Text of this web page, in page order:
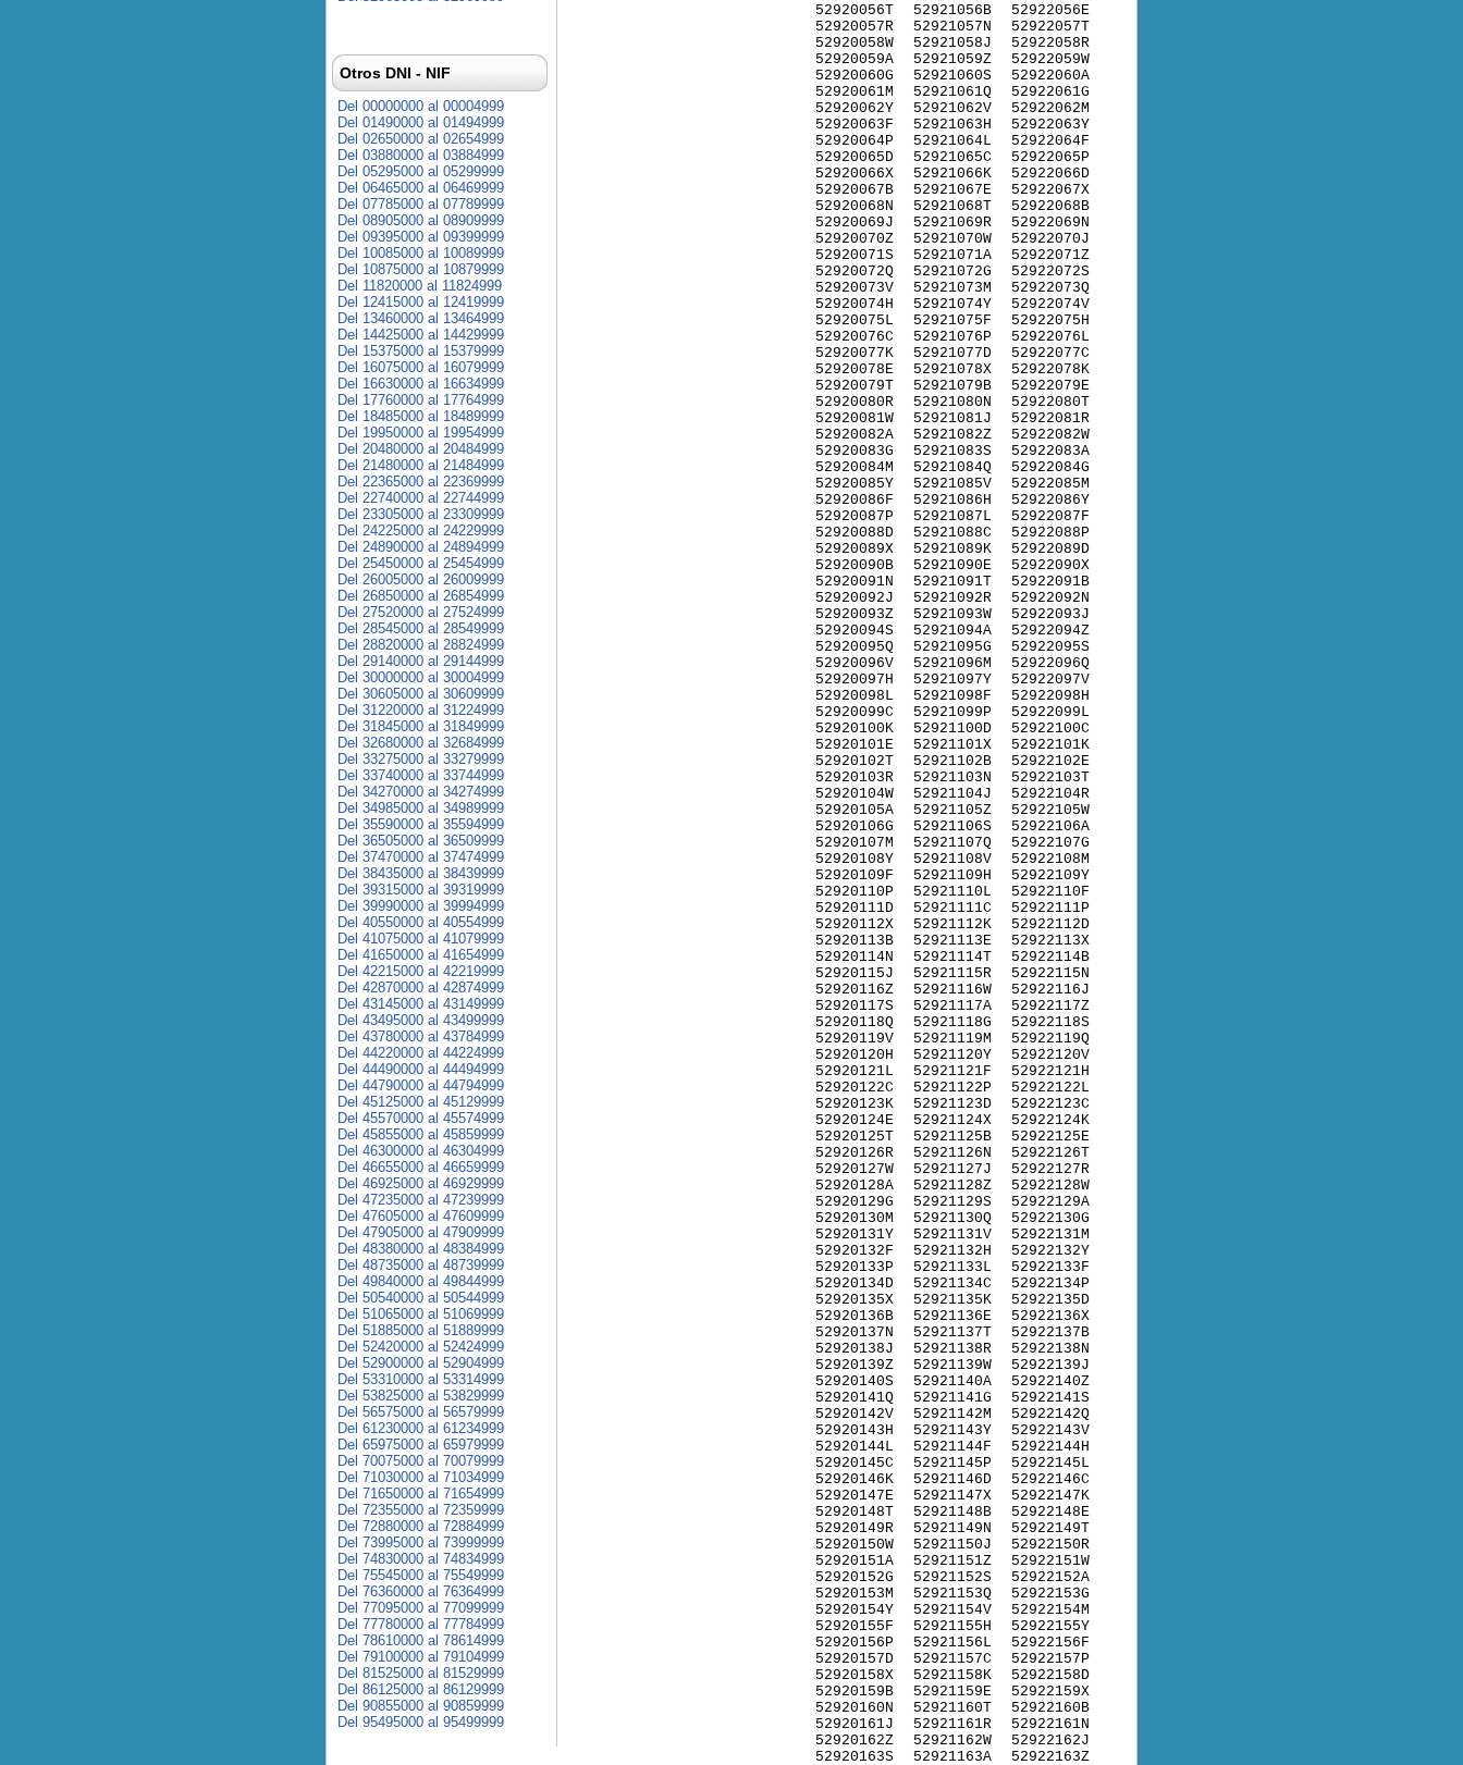
52920056T
52920057R
52920058W
52920059A
52920060G
52920061M
52920062Y
52920063F
52920064P
52920065D
52920066X
52920067B
52920068N
52920069J
52920070Z
52920071S
52920072Q
52920073V
52920074H
52920075L
52920076C
52920077K
52920078E
52920079T
52920080R
52920081W
52920082A
52920083G
52920084M
52920085Y
52920086F
52920087P
52920088D
52920089X
52920090B
52920091N
52920092J
52920093Z
52920094S
52920095Q
52920096V
52920097H
52920098L
52920099C
52920100K
52920101E
52920102T
52920103R
52920104W
52920105A
52920106G
52920107M
52920108Y
52920109F
52920110P
52920111D
52920112X
52920113B
52920114N
52920115J
52920116Z
52920117S
52920118Q
52920119V
52920120H
52920121L
52920122C
52920123K
52920124E
52920125T
52920126R
52920127W
52920128A
52920129G
52920130M
52920131Y
52920132F
52920133P
52920134D
52920135X
52920136B
52920137N
52920138J
52920139Z
52920140S
52920141Q
52920142V
52920143H
52920144L
52920145C
52920146K
52920147E
52920148T
52920149R
52920150W
52920151A
52920152G
52920153M
52920154Y
52920155F
52920156P
52920157D
52920158X
52920159B
52920160N
52920161J
52920162Z
52920163S
52921056B
52921057N
52921058J
52921059Z
52921060S
52921061Q
52921062V
52921063H
52921064L
52921065C
52921066K
52921067E
52921068T
52921069R
52921070W
52921071A
52921072G
52921073M
52921074Y
52921075F
52921076P
52921077D
52921078X
52921079B
52921080N
52921081J
52921082Z
52921083S
52921084Q
52921085V
52921086H
52921087L
52921088C
52921089K
52921090E
52921091T
52921092R
52921093W
52921094A
52921095G
52921096M
52921097Y
52921098F
52921099P
52921100D
52921101X
52921102B
52921103N
52921104J
52921105Z
52921106S
52921107Q
52921108V
52921109H
52921110L
52921111C
52921112K
52921113E
52921114T
52921115R
52921116W
52921117A
52921118G
52921119M
52921120Y
52921121F
52921122P
52921123D
52921124X
52921125B
52921126N
52921127J
52921128Z
52921129S
52921130Q
52921131V
52921132H
52921133L
52921134C
52921135K
52921136E
52921137T
52921138R
52921139W
52921140A
52921141G
52921142M
52921143Y
52921144F
52921145P
52921146D
52921147X
52921148B
52921149N
52921150J
52921151Z
52921152S
52921153Q
52921154V
52921155H
52921156L
52921157C
52921158K
52921159E
52921160T
52921161R
52921162W
52921163A
52922056E
52922057T
52922058R
52922059W
52922060A
52922061G
52922062M
52922063Y
52922064F
52922065P
52922066D
52922067X
52922068B
52922069N
52922070J
52922071Z
52922072S
52922073Q
52922074V
52922075H
52922076L
52922077C
52922078K
52922079E
52922080T
52922081R
52922082W
52922083A
52922084G
52922085M
52922086Y
52922087F
52922088P
52922089D
52922090X
52922091B
52922092N
52922093J
52922094Z
52922095S
52922096Q
52922097V
52922098H
52922099L
52922100C
52922101K
52922102E
52922103T
52922104R
52922105W
52922106A
52922107G
52922108M
52922109Y
52922110F
52922111P
52922112D
52922113X
52922114B
52922115N
52922116J
52922117Z
52922118S
52922119Q
52922120V
52922121H
52922122L
52922123C
52922124K
52922125E
52922126T
52922127R
52922128W
52922129A
52922130G
52922131M
52922132Y
52922133F
52922134P
52922135D
52922136X
52922137B
52922138N
52922139J
52922140Z
52922141S
52922142Q
52922143V
52922144H
52922145L
52922146C
52922147K
52922148E
52922149T
52922150R
52922151W
52922152A
52922153G
52922154M
52922155Y
52922156F
52922157P
52922158D
52922159X
52922160B
52922161N
52922162J
52922163Z
Otros DNI - NIF
Del 00000000 al 00004999
Del 01490000 al 01494999
Del 02650000 al 02654999
Del 03880000 al 03884999
Del 05295000 al 05299999
Del 06465000 al 06469999
Del 07785000 al 07789999
Del 08905000 al 08909999
Del 09395000 al 09399999
Del 10085000 al 10089999
Del 10875000 al 10879999
Del 11820000 al 11824999
Del 12415000 al 12419999
Del 13460000 al 13464999
Del 14425000 al 14429999
Del 15375000 al 15379999
Del 16075000 al 16079999
Del 16630000 al 16634999
Del 17760000 al 17764999
Del 18485000 al 18489999
Del 19950000 al 19954999
Del 20480000 al 20484999
Del 21480000 al 21484999
Del 22365000 al 22369999
Del 22740000 al 22744999
Del 23305000 al 23309999
Del 24225000 al 24229999
Del 24890000 al 24894999
Del 25450000 al 25454999
Del 26005000 al 26009999
Del 26850000 al 26854999
Del 27520000 al 27524999
Del 28545000 al 28549999
Del 28820000 al 28824999
Del 29140000 al 29144999
Del 30000000 al 30004999
Del 30605000 al 30609999
Del 31220000 al 31224999
Del 31845000 al 31849999
Del 32680000 al 32684999
Del 33275000 al 33279999
Del 33740000 al 33744999
Del 34270000 al 34274999
Del 34985000 al 34989999
Del 35590000 al 35594999
Del 36505000 al 36509999
Del 37470000 al 37474999
Del 38435000 al 38439999
Del 39315000 al 39319999
Del 39990000 al 39994999
Del 40550000 al 40554999
Del 41075000 al 41079999
Del 41650000 al 41654999
Del 42215000 al 42219999
Del 42870000 al 42874999
Del 43145000 al 43149999
Del 43495000 al 43499999
Del 43780000 al 43784999
Del 44220000 al 44224999
Del 44490000 al 44494999
Del 44790000 al 44794999
Del 45125000 al 45129999
Del 45570000 al 45574999
Del 45855000 al 45859999
Del 46300000 al 46304999
Del 46655000 al 46659999
Del 46925000 al 46929999
Del 47235000 al 47239999
Del 47605000 al 47609999
Del 47905000 al 47909999
Del 48380000 al 48384999
Del 48735000 al 48739999
Del 49840000 al 49844999
Del 50540000 al 50544999
Del 51065000 al 51069999
Del 51885000 al 51889999
Del 52420000 al 52424999
Del 52900000 al 52904999
Del 53310000 al 53314999
Del 53825000 al 53829999
Del 56575000 al 56579999
Del 61230000 al 61234999
Del 65975000 al 65979999
Del 70075000 al 70079999
Del 71030000 al 71034999
Del 71650000 al 71654999
Del 72355000 al 72359999
Del 72880000 al 72884999
Del 73995000 al 73999999
Del 74830000 al 74834999
Del 75545000 al 75549999
Del 76360000 al 76364999
Del 77095000 al 77099999
Del 77780000 al 77784999
Del 78610000 al 78614999
Del 79100000 al 79104999
Del 81525000 al 81529999
Del 86125000 al 86129999
Del 90855000 al 90859999
Del 95495000 al 95499999